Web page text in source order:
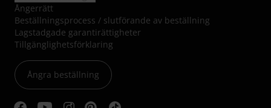
Ångerrätt
Beställningsprocess / slutförande av beställning
Lagstadgade garantirättigheter
Tillgänglighetsförklaring
Ångra beställning